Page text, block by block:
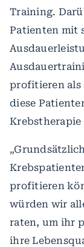
Training.
Patienten mit
profitieren als
diese
profitieren
würden wir
raten, um ihr
ihre